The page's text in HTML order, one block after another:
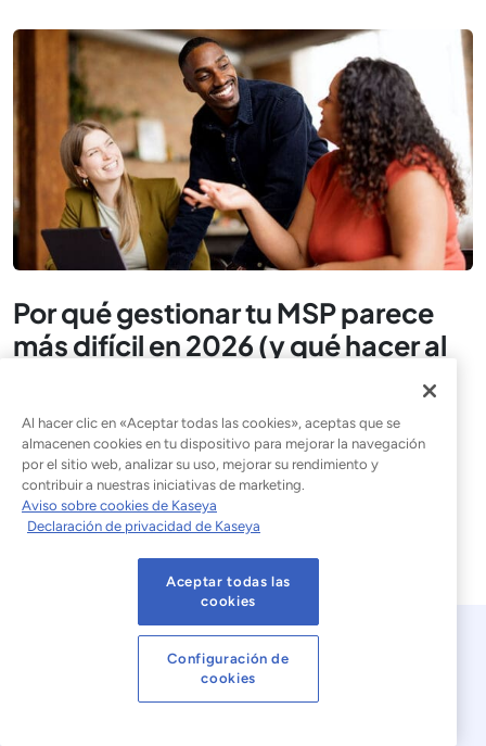
Por qué gestionar tu MSP parece
más difícil en 2026 (y qué hacer al
Hoy en día, conseguir un nuevo cliente puede parecerse
mucho a intentar conquistar a alguien que no anda
precisamente escaso de pretendientes. Porque
Leer la entrada del blog
Al hacer clic en «Aceptar todas las cookies», aceptas que se
almacenen cookies en tu dispositivo para mejorar la navegación
por el sitio web, analizar su uso, mejorar su rendimiento y
contribuir a nuestras iniciativas de marketing.
Aviso sobre cookies de Kaseya
Declaración de privacidad de Kaseya
Aceptar todas las
cookies
Configuración de
cookies